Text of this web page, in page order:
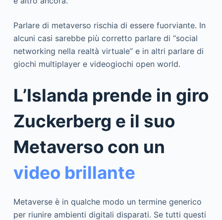
Parlare di metaverso rischia di essere fuorviante. In
alcuni casi sarebbe più corretto parlare di “social
networking nella realtà virtuale” e in altri parlare di
giochi multiplayer e videogiochi open world.
L’Islanda prende in giro
Zuckerberg e il suo
Metaverso con un
video brillante
Metaverse è in qualche modo un termine generico
per riunire ambienti digitali disparati. Se tutti questi